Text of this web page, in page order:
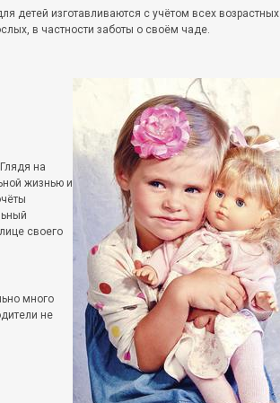
изготавливаются с учётом всех возрастных
в частности заботы о своём чаде.
на
жизнью и
своего
много
не